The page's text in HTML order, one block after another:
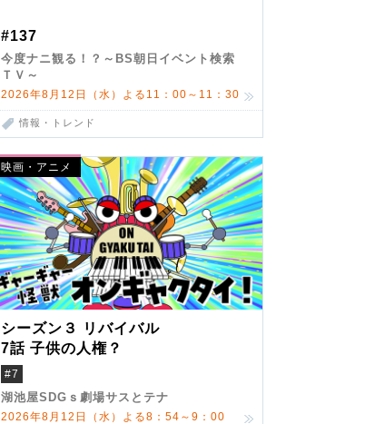
#137
今度ナニ観る！？～BS朝日イベント検索
ＴＶ～
2026年8月12日（水）よる11：00～11：30
情報・トレンド
映画・アニメ
シーズン３ リバイバル
7話 子供の人権？
#7
湖池屋SDGｓ劇場サスとテナ
2026年8月12日（水）よる8：54～9：00